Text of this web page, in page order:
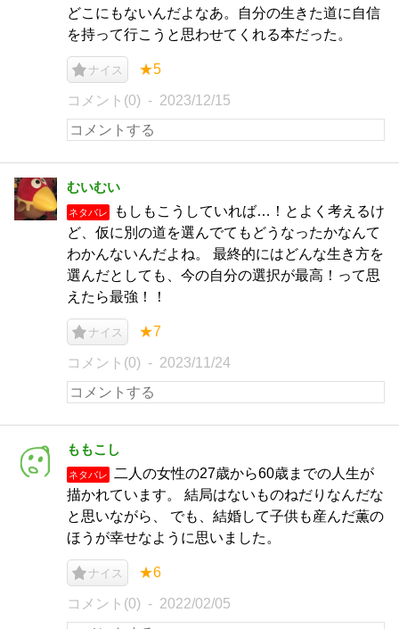
どこにもないんだよなあ。自分の生きた道に自信
を持って行こうと思わせてくれる本だった。
ナイス ★5
コメント(0) 2023/12/15
むいむい
ネタバレ
もしもこうしていれば…！とよく考えるけ
ど、仮に別の道を選んでてもどうなったかなんて
わかんないんだよね。 最終的にはどんな生き方を
選んだとしても、今の自分の選択が最高！って思
えたら最強！！
ナイス ★7
コメント(0) 2023/11/24
ももこし
ネタバレ
二人の女性の27歳から60歳までの人生が
描かれています。 結局はないものねだりなんだな
と思いながら、 でも、結婚して子供も産んだ薫の
ほうが幸せなように思いました。
ナイス ★6
コメント(0) 2022/02/05